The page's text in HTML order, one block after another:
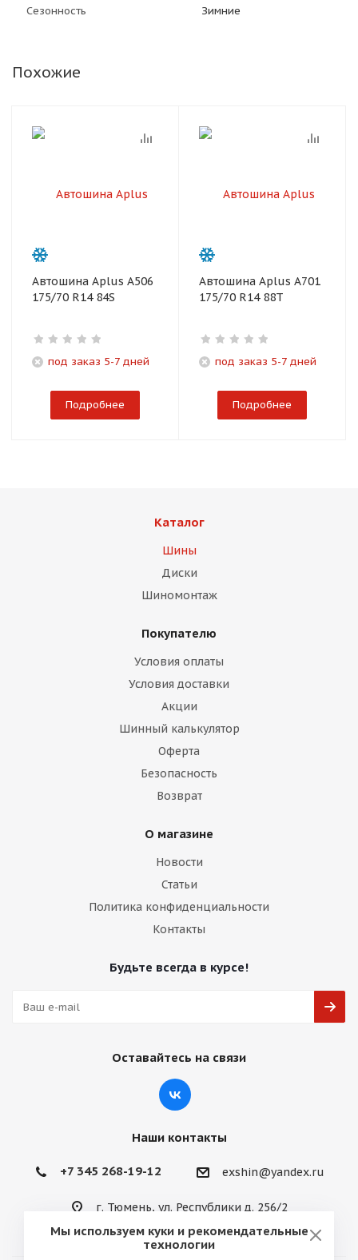
Сезонность Зимние
Похожие
Автошина Aplus A506
175/70 R14 84S
под заказ 5-7 дней
Подробнее
Автошина Aplus A701
175/70 R14 88T
под заказ 5-7 дней
Подробнее
Каталог
Шины
Диски
Шиномонтаж
Покупателю
Условия оплаты
Условия доставки
Акции
Шинный калькулятор
Оферта
Безопасность
Возврат
О магазине
Новости
Статьи
Политика конфиденциальности
Контакты
Будьте всегда в курсе!
Оставайтесь на связи
Наши контакты
+7 345 268-19-12 exshin@yandex.ru
г. Тюмень, ул. Республики д. 256/2
Мы используем куки и рекомендательные
технологии